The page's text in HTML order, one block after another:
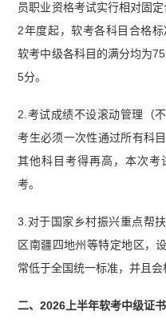
员职业资格考试实行相对固
2年度起，软考各科目合格
软考中级各科目的满分均为
5分。
2.考试成绩不设滚动管理（
考生必须一次性通过所有科
其他科目考得再高，本次
考。
3.对于国家乡村振兴重点帮
区南疆四地州等特定地区，
常低于全国统一标准，并且会
二、2026上半年软考中级证